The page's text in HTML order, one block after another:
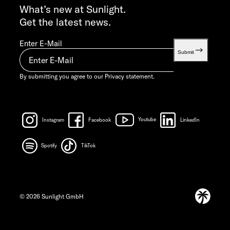
info@sunlight.de
What’s new at Sunlight.
Get the latest news.
Enter E-Mail
Submit
By submitting you agree to our Privacy statement.
Instagram Facebook Youtube LinkedIn
Spotify TikTok
© 2026 Sunlight GmbH